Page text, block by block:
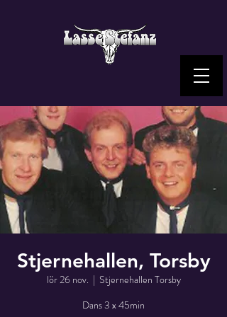
Stjernehallen, Torsby
lör 26 nov.
  |
Stjernehallen Torsby
Dans 3 x 45min